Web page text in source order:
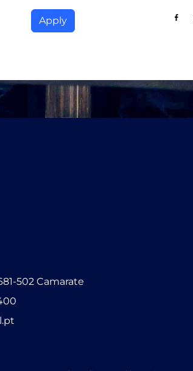
Apply
502 Camarate